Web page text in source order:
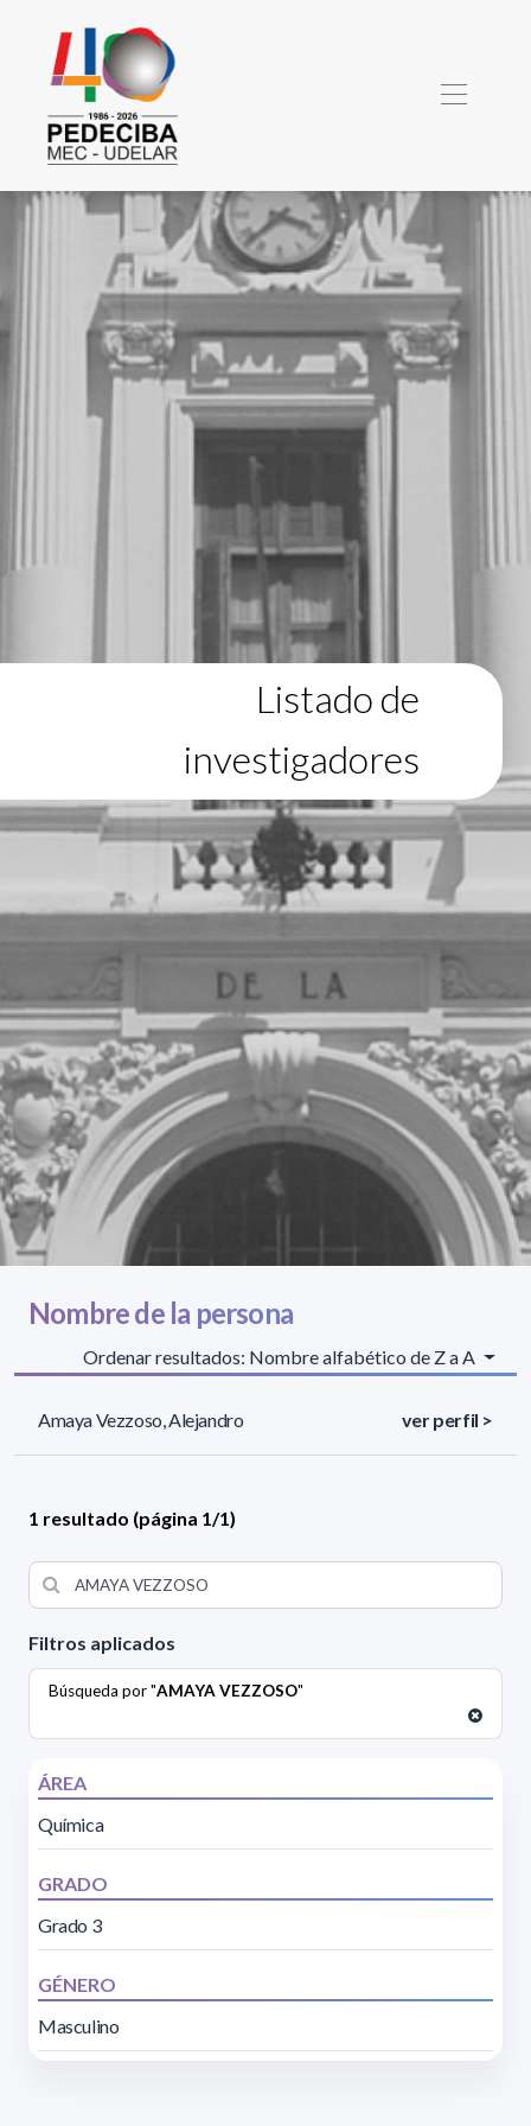
Listado de
investigadores
Filtros aplicados
Búsqueda por "AMAYA VEZZOSO"
ÁREA
Química
GRADO
Grado 3
GÉNERO
Masculino
Nombre de la persona
Ordenar resultados: Nombre alfabético de Z a A
Amaya Vezzoso, Alejandro ver perfil >
1 resultado (página 1/1)